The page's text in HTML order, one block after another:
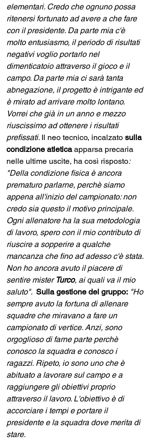
elementari. Credo che ognuno possa
ritenersi fortunato ad avere a che fare
con il presidente. Da parte mia c'è
molto entusiasmo, il periodo di risultati
negativi voglio portarlo nel
dimenticatoio attraverso il gioco e il
campo. Da parte mia ci sarà tanta
abnegazione, il progetto è intrigante ed
è mirato ad arrivare molto lontano.
Vorrei che già in un anno e mezzo
riuscissimo ad ottenere i risultati
prefissati. Il neo tecnico, incalzato sulla
condizione atletica apparsa precaria
nelle ultime uscite, ha così risposto:
"Della condizione fisica è ancora
prematuro parlarne, perchè siamo
appena all'inizio del campionato: non
credo sia questo il motivo principale.
Ogni allenatore ha la sua metodologia
di lavoro, spero con il mio contributo di
riuscire a sopperire a qualche
mancanza che fino ad adesso c'è stata.
Non ho ancora avuto il piacere di
sentire mister Turco, ai quali va il mio
saluto". Sulla gestione del gruppo: "Ho
sempre avuto la fortuna di allenare
squadre che miravano a fare un
campionato di vertice. Anzi, sono
orgoglioso di farne parte perchè
conosco la squadra e conosco i
ragazzi. Ripeto, io sono uno che è
abituato a lavorare sul campo e a
raggiungere gli obiettivi proprio
attraverso il lavoro. L'obiettivo è di
accorciare i tempi e portare il
presidente e la squadra dove merita di
stare.